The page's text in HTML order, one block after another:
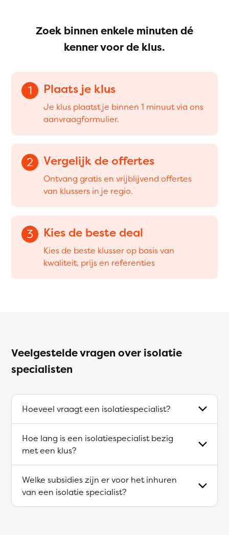
Zoek binnen enkele minuten dé
kenner voor de klus.
1 Plaats je klus
Je klus plaatst je binnen 1 minuut via ons
aanvraagformulier.
2 Vergelijk de offertes
Ontvang gratis en vrijblijvend offertes
van klussers in je regio.
3 Kies de beste deal
Kies de beste klusser op basis van
kwaliteit, prijs en referenties
Veelgestelde vragen over isolatie
specialisten
Hoeveel vraagt een isolatiespecialist?
Hoe lang is een isolatiespecialist bezig
met een klus?
Welke subsidies zijn er voor het inhuren
van een isolatie specialist?